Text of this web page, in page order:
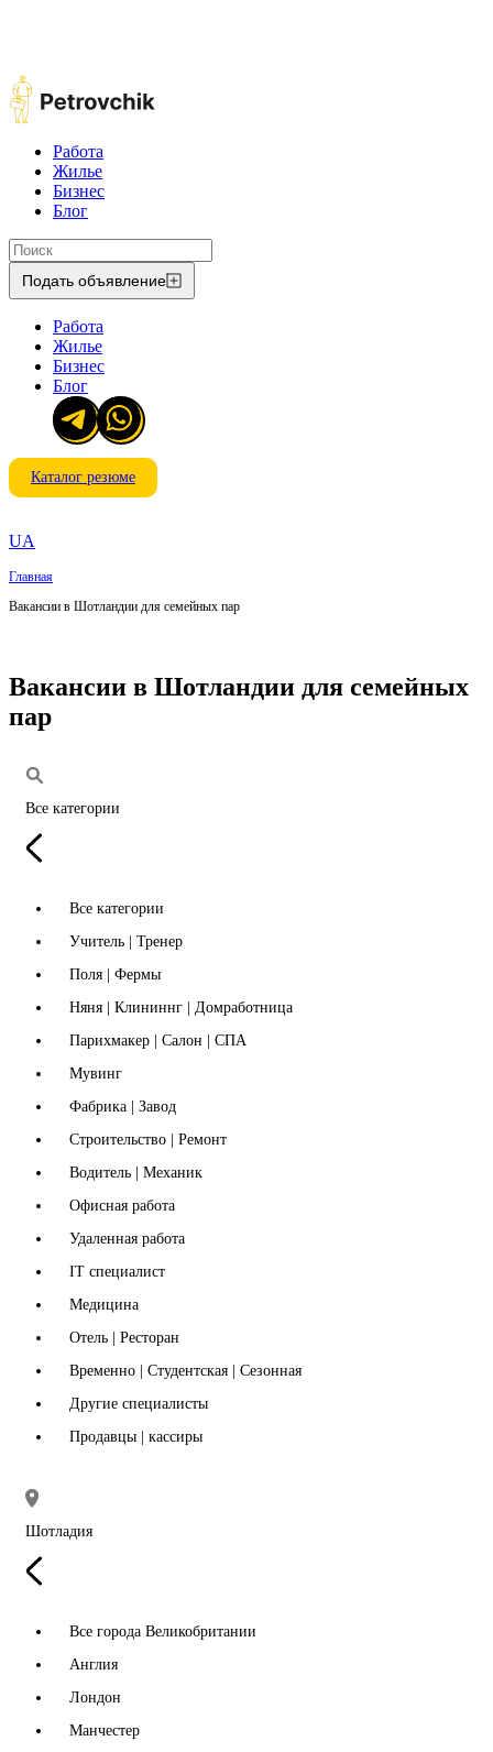
Работа
Жилье
Бизнес
Блог
Подать объявление
Работа
Жилье
Бизнес
Блог
Каталог резюме
UA
Главная
Вакансии в Шотландии для семейных пар
Вакансии в Шотландии для семейных
пар
Все категории
Все категории
Учитель | Тренер
Поля | Фермы
Няня | Клининнг | Домработница
Парихмакер | Салон | СПА
Мувинг
Фабрика | Завод
Строительство | Ремонт
Водитель | Механик
Офисная работа
Удаленная работа
IT специалист
Медицина
Отель | Ресторан
Временно | Студентская | Сезонная
Другие специалисты
Продавцы | кассиры
Шотладия
Все города Великобритании
Англия
Лондон
Манчестер